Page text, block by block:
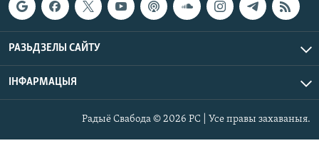
РАЗЬДЗЕЛЫ САЙТУ
ІНФАРМАЦЫЯ
Радыё Свабода © 2026 РС | Усе правы захаваныя.